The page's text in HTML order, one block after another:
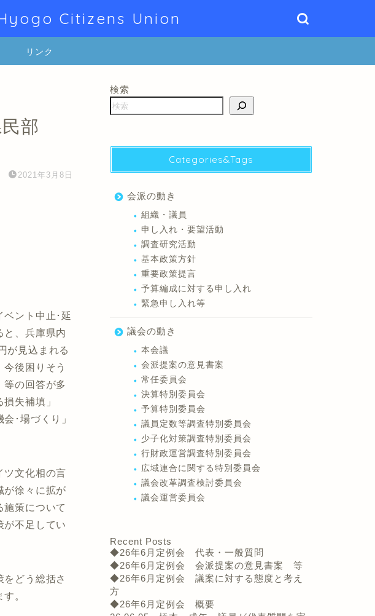
Citizens Union
リンク
部
2021年3月8日
ベント中止･延
と、兵庫県内
が見込まれる
後困りそう
等の回答が多
失補填」
･場づくり」
ツ文化相の言
が徐々に拡が
施策について
が不足してい
どう総括さ
。
検索
Categories&Tags
会派の動き
組織・議員
申し入れ・要望活動
調査研究活動
基本政策方針
重要政策提言
予算編成に対する申し入れ
緊急申し入れ等
議会の動き
本会議
会派提案の意見書案
常任委員会
決算特別委員会
予算特別委員会
議員定数等調査特別委員会
少子化対策調査特別委員会
行財政運営調査特別委員会
広域連合に関する特別委員会
議会改革調査検討委員会
議会運営委員会
Recent Posts
◆26年6月定例会 代表・一般質問
◆26年6月定例会 会派提案の意見書案 等
◆26年6月定例会 議案に対する態度と考え
方
◆26年6月定例会 概要